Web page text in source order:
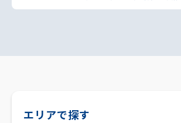
エリアで探す